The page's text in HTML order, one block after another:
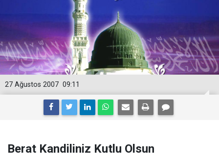
09:11
27 Ağustos 2007
Berat Kandiliniz Kutlu Olsun